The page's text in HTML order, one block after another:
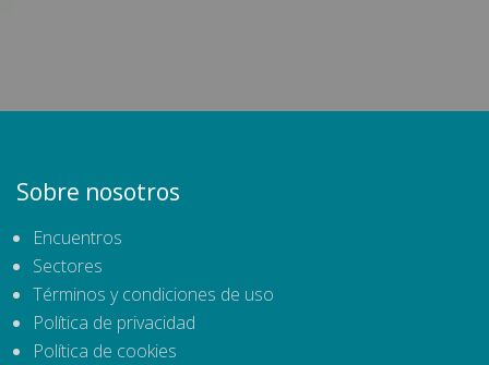
Sobre nosotros
Encuentros
Sectores
Términos y condiciones de uso
Política de privacidad
Política de cookies